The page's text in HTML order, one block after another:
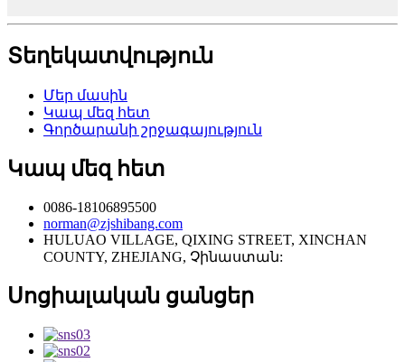
Տեղեկատվություն
Մեր մասին
Կապ մեզ հետ
Գործարանի շրջագայություն
Կապ մեզ հետ
0086-18106895500
norman@zjshibang.com
HULUAO VILLAGE, QIXING STREET, XINCHAN
COUNTY, ZHEJIANG, Չինաստան:
Սոցիալական ցանցեր